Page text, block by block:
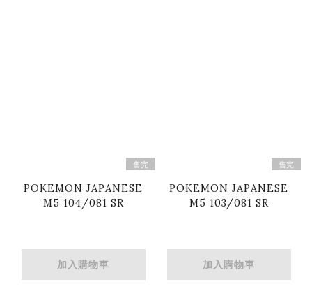
售完
POKEMON JAPANESE
M5 104/081 SR
加入購物車
售完
POKEMON JAPANESE
M5 103/081 SR
加入購物車